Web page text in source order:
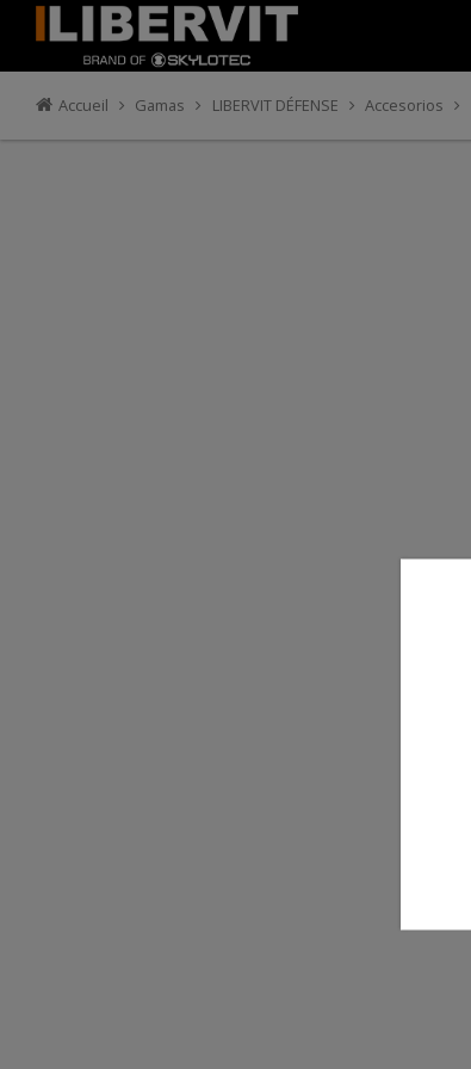
Accueil Gamas LIBERVIT DÉFENSE Accesorios